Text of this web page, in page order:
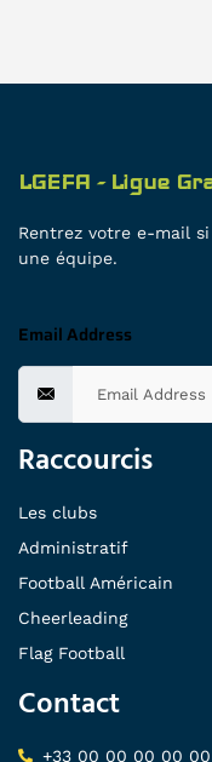
LGEFA - Ligue
Rentrez votre e-mail
une équipe.
Email Address
Raccourcis
Les clubs
Administratif
Football Américain
Cheerleading
Flag Football
Contact
+33 00 00 00 00 00